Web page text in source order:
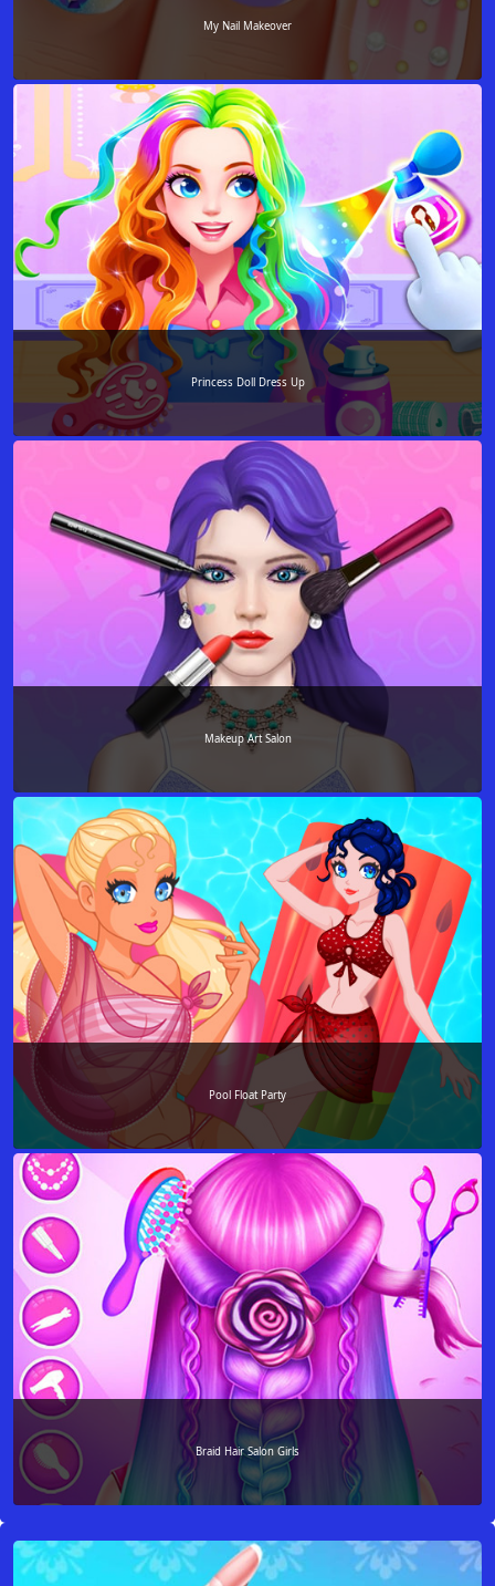
My Nail Makeover
Princess Doll Dress Up
Makeup Art Salon
Pool Float Party
Braid Hair Salon Girls